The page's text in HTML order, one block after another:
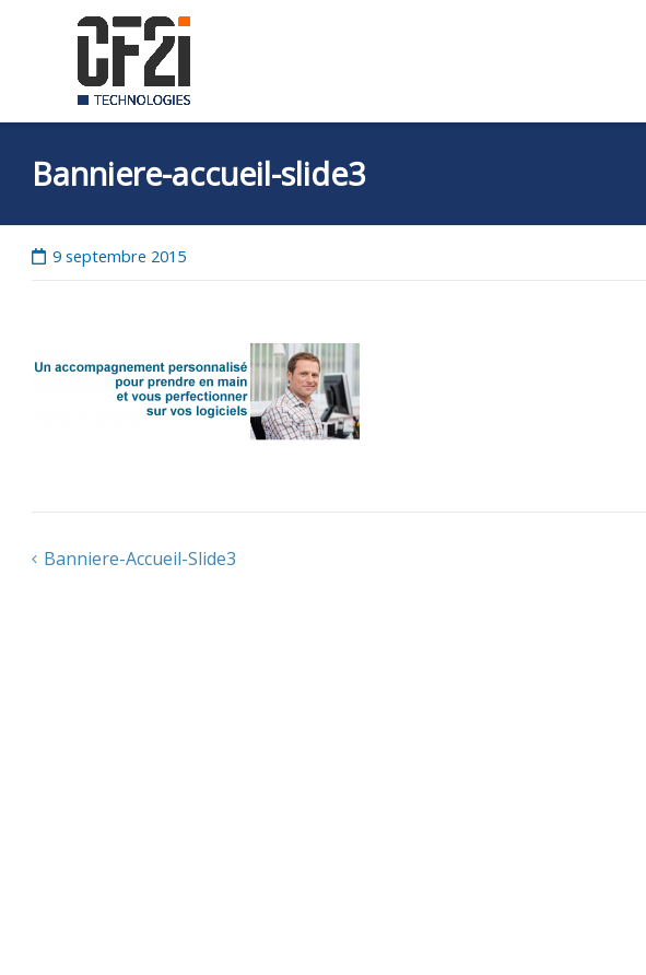
Banniere-accueil-slide3
9 septembre 2015
Navigation
Banniere-Accueil-Slide3